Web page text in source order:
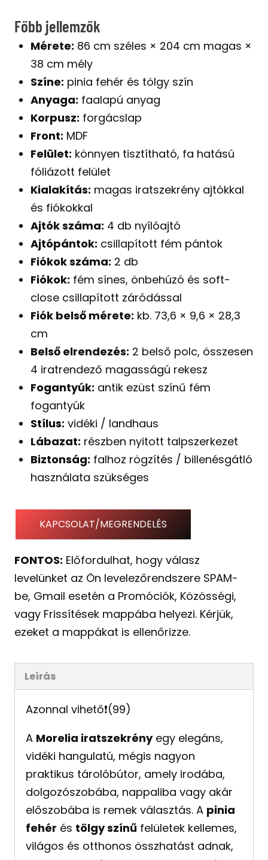
Főbb jellemzők
Mérete: 86 cm széles × 204 cm magas ×
38 cm mély
Színe: pinia fehér és tölgy szín
Anyaga: faalapú anyag
Korpusz: forgácslap
Front: MDF
Felület: könnyen tisztítható, fa hatású
fóliázott felület
Kialakítás: magas iratszekrény ajtókkal
és fiókokkal
Ajtók száma: 4 db nyílóajtó
Ajtópántok: csillapított fém pántok
Fiókok száma: 2 db
Fiókok: fém sínes, önbehúzó és soft-
close csillapított záródással
Fiók belső mérete: kb. 73,6 × 9,6 × 28,3
cm
Belső elrendezés: 2 belső polc, összesen
4 iratrendező magasságú rekesz
Fogantyúk: antik ezüst színű fém
fogantyúk
Stílus: vidéki / landhaus
Lábazat: részben nyitott talpszerkezet
Biztonság: falhoz rögzítés / billenésgátló
használata szükséges
KAPCSOLAT/MEGRENDELÉS
FONTOS: Előfordulhat, hogy válasz
levelünket az Ön levelezőrendszere SPAM-
be, Gmail esetén a Promóciók, Közösségi,
vagy Frissítések mappába helyezi. Kérjük,
ezeket a mappákat is ellenőrizze.
Leírás
Azonnal vihető❗️(99)
A Morelia iratszekrényegy elegáns,
vidéki hangulatú, mégis nagyon
praktikus tárolóbútor, amely irodába,
dolgozószobába, nappaliba vagy akár
előszobába is remek választás. A pinia
fehér és tölgy színű felületek kellemes,
világos és otthonos összhatást adnak,